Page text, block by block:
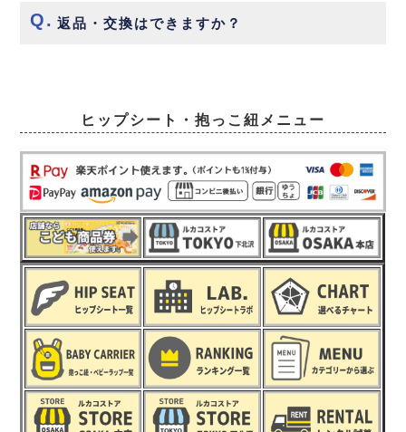
返品・交換はできますか？
ヒップシート・抱っこ紐メニュー